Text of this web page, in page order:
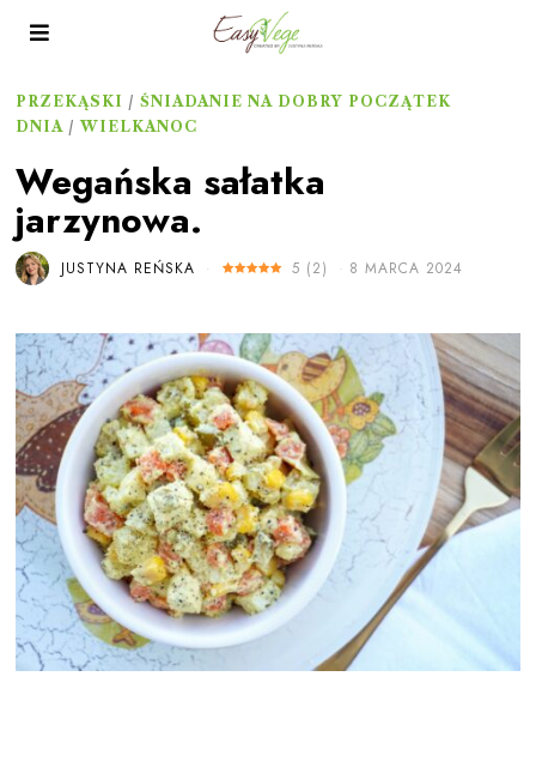
PRZEKĄSKI / ŚNIADANIE NA DOBRY POCZĄTEK
DNIA / WIELKANOC
Wegańska sałatka
jarzynowa.
JUSTYNA REŃSKA 5 (2) 8 MARCA 2024